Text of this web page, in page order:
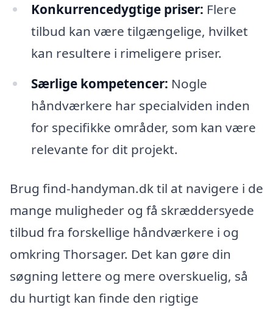
Konkurrencedygtige priser: Flere
tilbud kan være tilgængelige, hvilket
kan resultere i rimeligere priser.
Særlige kompetencer: Nogle
håndværkere har specialviden inden
for specifikke områder, som kan være
relevante for dit projekt.
Brug find-handyman.dk til at navigere i de
mange muligheder og få skræddersyede
tilbud fra forskellige håndværkere i og
omkring Thorsager. Det kan gøre din
søgning lettere og mere overskuelig, så
du hurtigt kan finde den rigtige